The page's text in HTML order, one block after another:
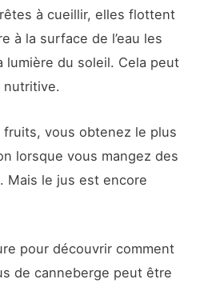
à cueillir, elles flottent
à la surface de l’eau les
lumière du soleil. Cela peut
nutritive.
fruits, vous obtenez le plus
lorsque vous mangez des
Mais le jus est encore
pour découvrir comment
de canneberge peut être